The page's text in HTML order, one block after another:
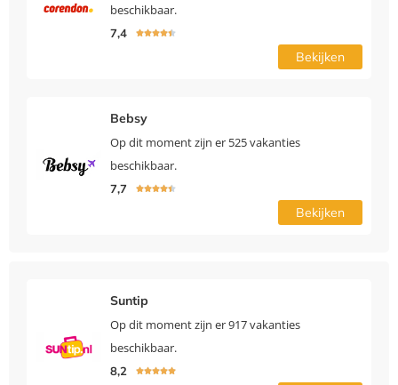
beschikbaar.
7,4 
Bekijken
Bebsy
Op dit moment zijn er 525 vakanties
beschikbaar.
7,7 
Bekijken
Suntip
Op dit moment zijn er 917 vakanties
beschikbaar.
8,2 